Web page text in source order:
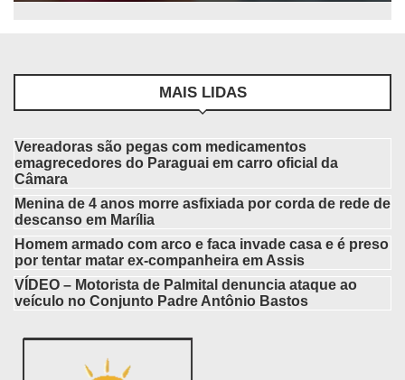
MAIS LIDAS
Vereadoras são pegas com medicamentos
emagrecedores do Paraguai em carro oficial da
Câmara
Menina de 4 anos morre asfixiada por corda de rede de
descanso em Marília
Homem armado com arco e faca invade casa e é preso
por tentar matar ex-companheira em Assis
VÍDEO – Motorista de Palmital denuncia ataque ao
veículo no Conjunto Padre Antônio Bastos